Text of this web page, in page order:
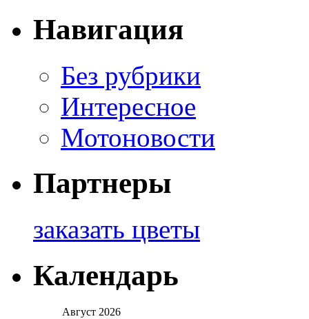
Навигация
Без рубрики
Интересное
Мотоновости
Партнеры
заказать цветы
Календарь
Август 2026